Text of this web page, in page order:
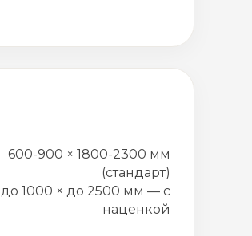
600-900 × 1800-2300 мм
(стандарт)
до 1000 × до 2500 мм — с
наценкой